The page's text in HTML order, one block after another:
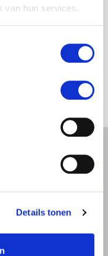
van hun services.
Details tonen
Van
Haarscherp biedt
en